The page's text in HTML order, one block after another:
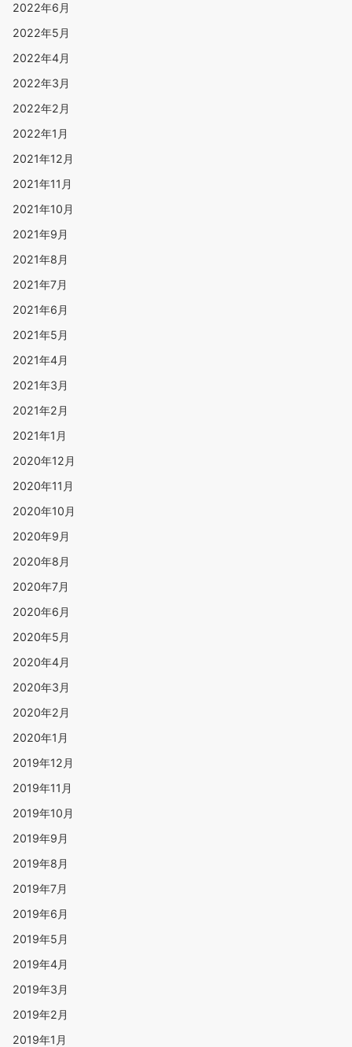
2022年6月
2022年5月
2022年4月
2022年3月
2022年2月
2022年1月
2021年12月
2021年11月
2021年10月
2021年9月
2021年8月
2021年7月
2021年6月
2021年5月
2021年4月
2021年3月
2021年2月
2021年1月
2020年12月
2020年11月
2020年10月
2020年9月
2020年8月
2020年7月
2020年6月
2020年5月
2020年4月
2020年3月
2020年2月
2020年1月
2019年12月
2019年11月
2019年10月
2019年9月
2019年8月
2019年7月
2019年6月
2019年5月
2019年4月
2019年3月
2019年2月
2019年1月